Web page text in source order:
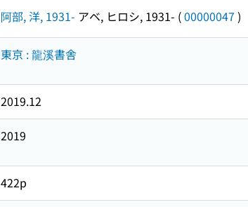
阿部, 洋, 1931- アベ, ヒロシ, 1931- (00000047 )
東京 : 龍溪書舎
2019.12
2019
422p